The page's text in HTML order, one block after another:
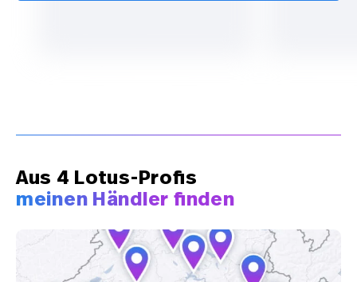
Aus 4 Lotus-Profis
meinen Händler finden